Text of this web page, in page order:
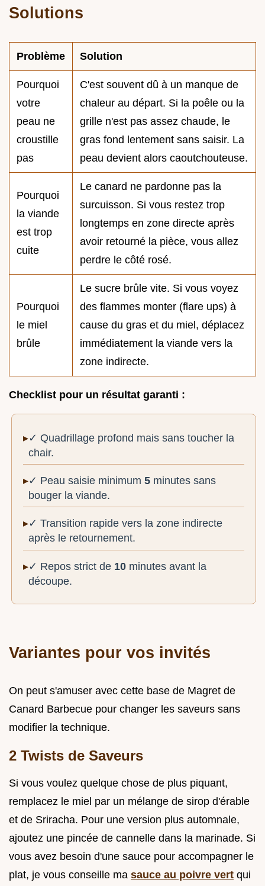
Solutions
Problème Solution
Pourquoi
votre
peau ne
croustille
pas
C'est souvent dû à un manque de
chaleur au départ. Si la poêle ou la
grille n'est pas assez chaude, le
gras fond lentement sans saisir. La
peau devient alors caoutchouteuse.
Pourquoi
la viande
est trop
cuite
Le canard ne pardonne pas la
surcuisson. Si vous restez trop
longtemps en zone directe après
avoir retourné la pièce, vous allez
perdre le côté rosé.
Pourquoi
le miel
brûle
Le sucre brûle vite. Si vous voyez
des flammes monter (flare ups) à
cause du gras et du miel, déplacez
immédiatement la viande vers la
zone indirecte.
Checklist pour un résultat garanti :
✓ Quadrillage profond mais sans toucher la
chair.
✓ Peau saisie minimum5 minutes sans
bouger la viande.
✓ Transition rapide vers la zone indirecte
après le retournement.
✓ Repos strict de 10 minutes avant la
découpe.
Variantes pour vos invités
On peut s'amuser avec cette base de Magret de
Canard Barbecue pour changer les saveurs sans
modifier la technique.
2 Twists de Saveurs
Si vous voulez quelque chose de plus piquant,
remplacez le miel par un mélange de sirop d'érable
et de Sriracha. Pour une version plus automnale,
ajoutez une pincée de cannelle dans la marinade. Si
vous avez besoin d'une sauce pour accompagner le
plat, je vous conseille ma sauce au poivre vert qui